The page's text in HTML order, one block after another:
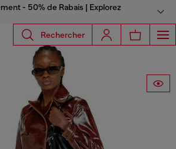
- 50% de Rabais | Explorez
Rechercher